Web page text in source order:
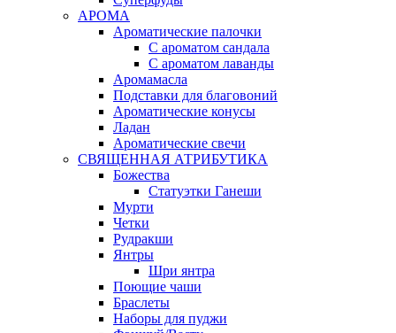
АРОМА
Ароматические палочки
С ароматом сандала
С ароматом лаванды
Аромамасла
Подставки для благовоний
Ароматические конусы
Ладан
Ароматические свечи
СВЯЩЕННАЯ АТРИБУТИКА
Божества
Статуэтки Ганеши
Мурти
Четки
Рудракши
Янтры
Шри янтра
Поющие чаши
Браслеты
Наборы для пуджи